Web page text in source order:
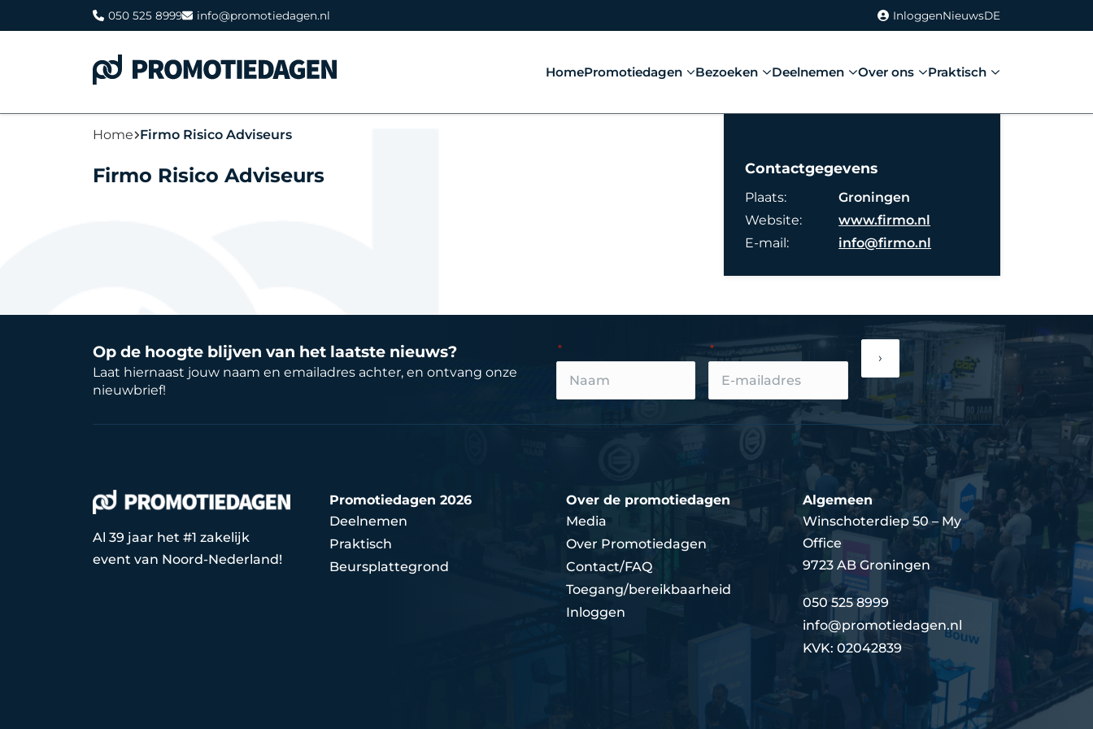
050 525 8999 info@promotiedagen.nl InloggenNieuwsDE
HomePromotiedagen Bezoeken Deelnemen Over ons Praktisch
Home Firmo Risico Adviseurs
Firmo Risico Adviseurs Contactgegevens
Plaats:
Groningen
Website:
www.firmo.nl
E-mail:
info@firmo.nl
Op de hoogte blijven van het laatste nieuws?
Laat hiernaast jouw naam en emailadres achter, en ontvang onze
nieuwbrief!
›
Al 39 jaar het #1 zakelijk
event van Noord-Nederland!
Promotiedagen 2026
Deelnemen
Praktisch
Beursplattegrond
Over de promotiedagen
Media
Over Promotiedagen
Contact/FAQ
Toegang/bereikbaarheid
Inloggen
Algemeen
Winschoterdiep 50 – My
Office
9723 AB Groningen
050 525 8999
info@promotiedagen.nl
KVK: 02042839